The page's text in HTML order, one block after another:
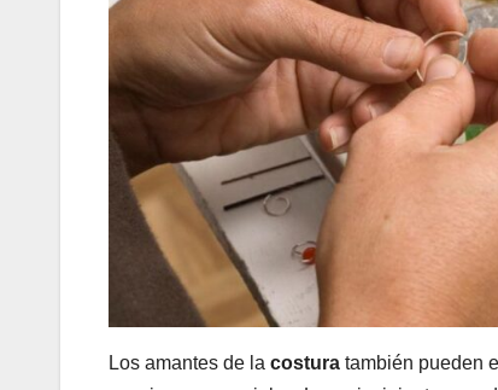
Los amantes de la costura también pueden